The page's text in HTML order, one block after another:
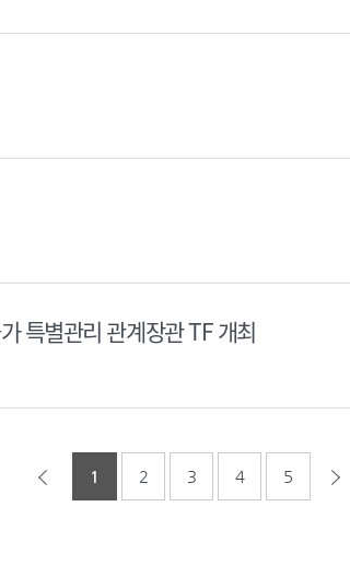
특별관리 관계장관 TF 개최
1 2 3 4 5